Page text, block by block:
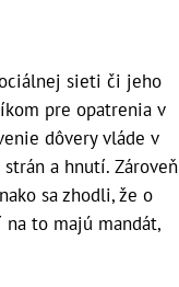
sieti či jeho
pre opatrenia v
dôvery vláde v
a hnutí. Zároveň
sa zhodli, že o
to majú mandát,